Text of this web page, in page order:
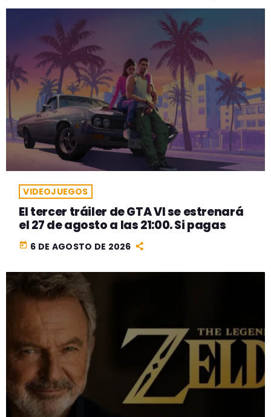
VIDEOJUEGOS
El tercer tráiler de GTA VI se estrenará
el 27 de agosto a las 21:00. Si pagas
today 6 DE AGOSTO DE 2026